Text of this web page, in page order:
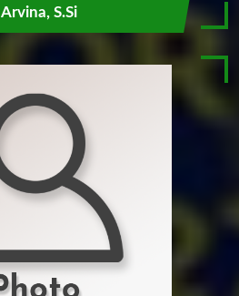
Arvina, S.Si